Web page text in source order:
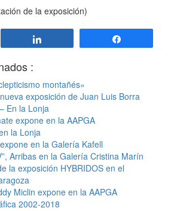
de la exposición)
:
montañés»
exposición de Juan Luis Borra
En la Lonja
expone en la AAPGA
la Lonja
en la Galería Kafell
Arribas en la Galería Cristina Marín
la exposición HYBRIDOS en el
Miclin expone en la AAPGA
2002-2018